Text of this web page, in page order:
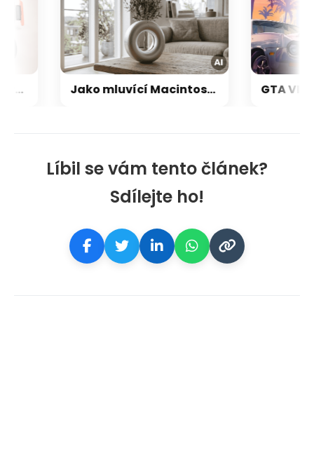
Líbil se vám tento článek?
Sdílejte ho!
Jako mluvící Macintosh: OpenAI a Jony Ive chystají přelomový repráček, který bude reagovat i pohybem